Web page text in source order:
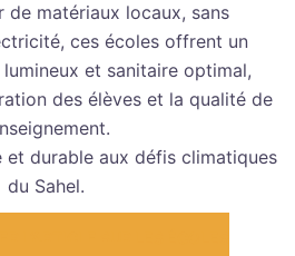
de matériaux locaux, sans
ces écoles offrent un
et sanitaire optimal,
des élèves et la qualité de
et durable aux défis climatiques
du Sahel.